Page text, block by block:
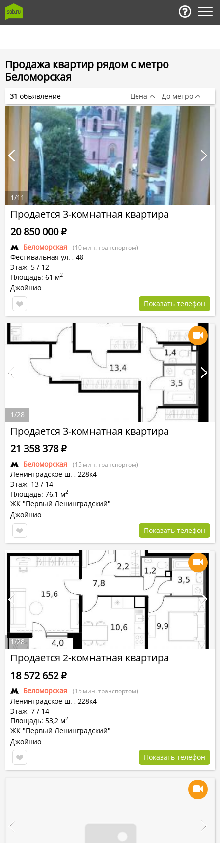
Продажа квартир рядом с метро
Беломорская
Продается 3-комнатная квартира
Беломорская (10 мин. транспортом)
Фестивальная ул. , 48
Этаж: 5 / 12
Площадь: 61 м2
20 850 000Р
Джойнио
Показать телефон
1/11
Продается 3-комнатная квартира
Беломорская (15 мин. транспортом)
Ленинградское ш. , 228к4
Этаж: 13 / 14
Площадь: 76,1 м2
ЖК "Первый Ленинградский"
21 358 378Р
Джойнио
Показать телефон
1/28
Продается 2-комнатная квартира
Беломорская (15 мин. транспортом)
Ленинградское ш. , 228к4
Этаж: 7 / 14
Площадь: 53,2 м2
ЖК "Первый Ленинградский"
18 572 652Р
Джойнио
Показать телефон
1/28
31 объявление Цена До метро